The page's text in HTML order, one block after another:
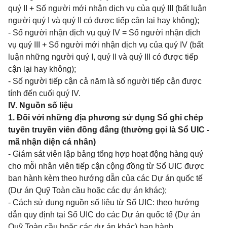
quý II + Số người mới nhận dịch vụ của quý III (bất luận
người quý I và quý II có được tiếp cận lại hay không);
- Số người nhận dịch vụ quý IV = Số người nhận dịch
vụ quý III + Số người mới nhận dịch vụ của quý IV (bất
luận những người quý I, quý II và quý III có được tiếp
cận lại hay không);
- Số người tiếp cận cả năm là số người tiếp cận được
tính đến cuối quý IV.
IV. Nguồn số liệu
1. Đối với những địa phương sử dụng Sổ ghi chép
tuyên truyền viên đồng đẳng (thường gọi là Sổ UIC -
mã nhận diện cá nhân)
- Giám sát viên lập bảng tổng hợp hoạt động hàng quý
cho mỗi nhân viên tiếp cận cộng đồng từ Sổ UIC được
ban hành kèm theo hướng dẫn của các Dự án quốc tế
(Dự án Quỹ Toàn cầu hoặc các dự án khác);
- Cách sử dụng nguồn số liệu từ Sổ UIC: theo hướng
dẫn quy định tại Sổ UIC do các Dự án quốc tế (Dự án